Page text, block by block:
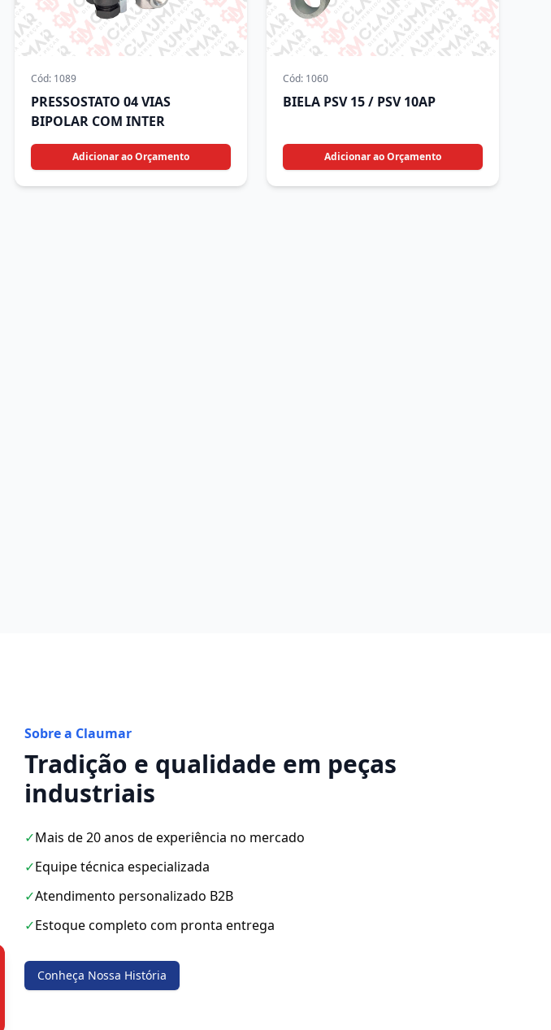
Cód: 1089
PRESSOSTATO 04 VIAS
BIPOLAR COM INTER
Adicionar ao Orçamento
Cód: 1060
BIELA PSV 15 / PSV 10AP
Adicionar ao Orçamento
Sobre a Claumar
Tradição e qualidade em peças
industriais
✓Mais de 20 anos de experiência no mercado
✓Equipe técnica especializada
✓Atendimento personalizado B2B
✓Estoque completo com pronta entrega
Conheça Nossa História